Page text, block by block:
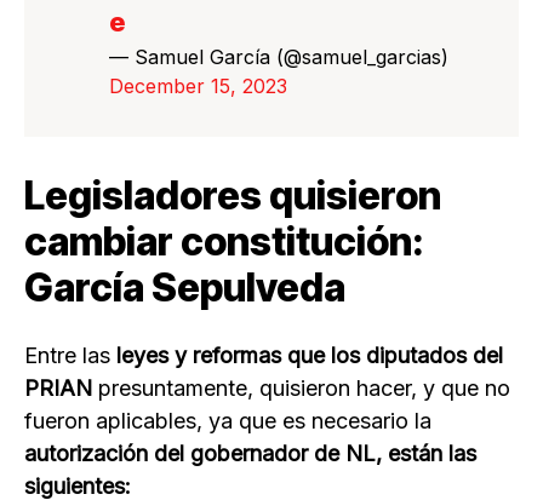
e
— Samuel García (@samuel_garcias)
December 15, 2023
Legisladores quisieron
cambiar constitución:
García Sepulveda
Entre las leyes y reformas que los diputados del
PRIAN presuntamente, quisieron hacer, y que no
fueron aplicables, ya que es necesario la
autorización del gobernador de NL, están las
siguientes: